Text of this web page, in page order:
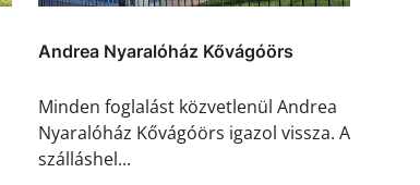
Andrea Nyaralóház Kővágóörs
Minden foglalást közvetlenül Andrea
Nyaralóház Kővágóörs igazol vissza. A
szálláshel...